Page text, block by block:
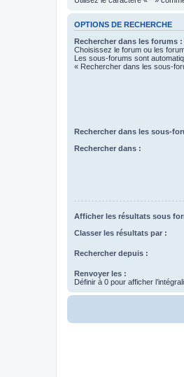
OPTIONS DE RECHERCHE
Rechercher dans les forums :
Choisissez le forum ou les
Les sous-forums sont
« Rechercher dans les sous-
Rechercher dans les sous-
Rechercher dans :
Afficher les résultats sous
Classer les résultats par :
Rechercher depuis :
Renvoyer les :
Définir à 0 pour afficher